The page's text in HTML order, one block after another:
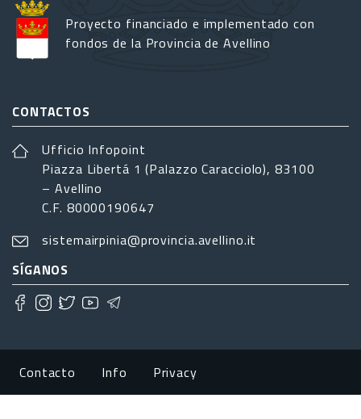
Proyecto financiado e implementado con
fondos de la Provincia de Avellino
CONTACTOS
Ufficio Infopoint
Piazza Libertá 1 (Palazzo Caracciolo), 83100
– Avellino
C.F. 80000190647
sistemairpinia@provincia.avellino.it
SÍGANOS
Footer menu
Contacto Info Privacy